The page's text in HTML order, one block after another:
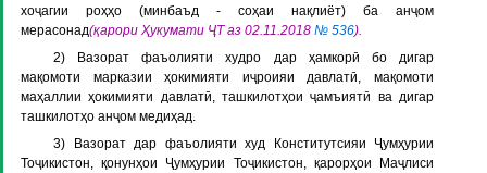
хоҷагии роҳҳо (минбаъд - соҳаи нақлиёт) ба анҷом
мерасонад(қарори Ҳукумати ҶТ аз 02.11.2018 № 536).
2) Вазорат фаъолияти худро дар ҳамкорӣ бо дигар
мақомоти марказии ҳокимияти иҷроияи давлатӣ, мақомоти
маҳаллии ҳокимияти давлатӣ, ташкилотҳои ҷамъиятӣ ва дигар
ташкилотҳо анҷом медиҳад.
3) Вазорат дар фаъолияти худ Конститутсияи Ҷумҳурии
Тоҷикистон, қонунҳои Ҷумҳурии Тоҷикистон, қарорҳои Маҷлиси